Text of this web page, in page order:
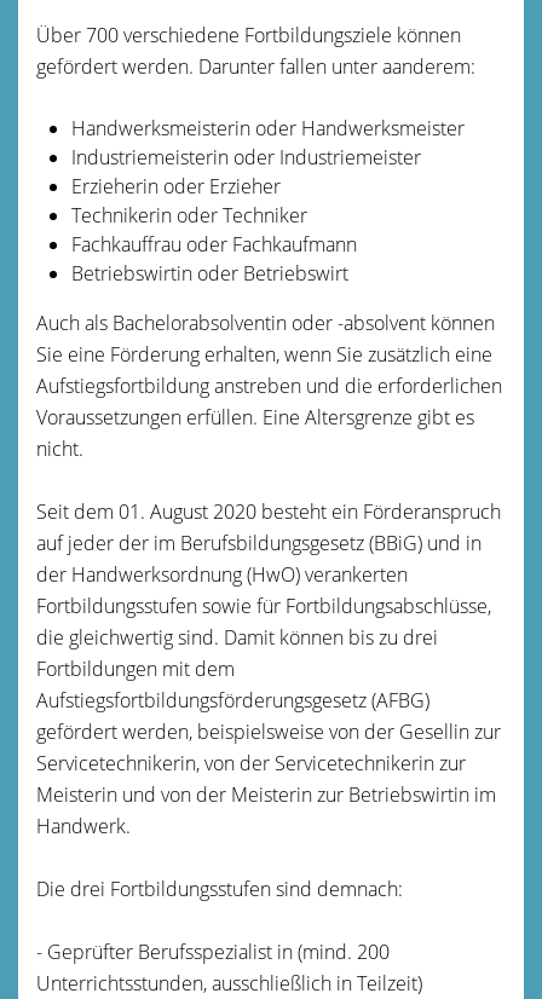
Über 700 verschiedene Fortbildungsziele können
gefördert werden. Darunter fallen unter aanderem:
Handwerksmeisterin oder Handwerksmeister
Industriemeisterin oder Industriemeister
Erzieherin oder Erzieher
Technikerin oder Techniker
Fachkauffrau oder Fachkaufmann
Betriebswirtin oder Betriebswirt
Auch als Bachelorabsolventin oder -absolvent können
Sie eine Förderung erhalten, wenn Sie zusätzlich eine
Aufstiegsfortbildung anstreben und die erforderlichen
Voraussetzungen erfüllen. Eine Altersgrenze gibt es
nicht.
Seit dem 01. August 2020 besteht ein Förderanspruch
auf jeder der im Berufsbildungsgesetz (BBiG) und in
der Handwerksordnung (HwO) verankerten
Fortbildungsstufen sowie für Fortbildungsabschlüsse,
die gleichwertig sind. Damit können bis zu drei
Fortbildungen mit dem
Aufstiegsfortbildungsförderungsgesetz (AFBG)
gefördert werden, beispielsweise von der Gesellin zur
Servicetechnikerin, von der Servicetechnikerin zur
Meisterin und von der Meisterin zur Betriebswirtin im
Handwerk.
Die drei Fortbildungsstufen sind demnach:
- Geprüfter Berufsspezialist in (mind. 200
Unterrichtsstunden, ausschließlich in Teilzeit)